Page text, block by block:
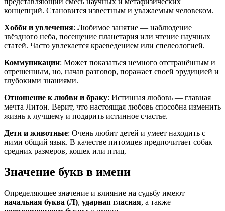
концепций. Становится известным и уважаемым человеком.
Хобби и увлечения: Любимое занятие — наблюдение
звёздного неба, посещение планетария или чтение научных
статей. Часто увлекается краеведением или спелеологией.
Коммуникации: Может показаться немного отстранённым и
отрешенным, но, начав разговор, поражает своей эрудицией и
глубокими знаниями.
Отношение к любви и браку: Истинная любовь — главная
мечта Литон. Верит, что настоящая любовь способна изменить
жизнь к лучшему и подарить истинное счастье.
Дети и животные: Очень любит детей и умеет находить с
ними общий язык. В качестве питомцев предпочитает собак
средних размеров, кошек или птиц.
Значение букв в имени
Определяющее значение и влияние на судьбу имеют
начальная буква (Л), ударная гласная, а также